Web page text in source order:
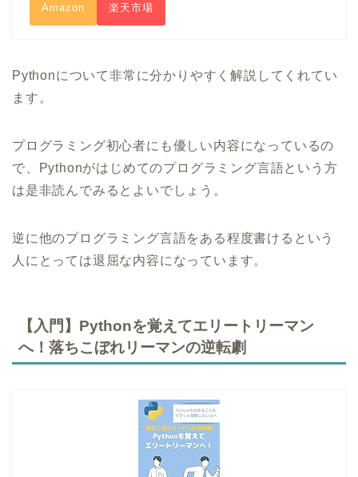
Amazon 楽天市場
Pythonについて非常に分かりやすく解説してくれてい
ます。
プログラミング初心者にも優しい内容になっているの
で、Pythonがはじめてのプログラミング言語という方
は是非読んでみるとよいでしょう。
逆に他のプログラミング言語をある程度書けるという
人にとっては退屈な内容になっています。
【入門】Pythonを覚えてエリートリーマン
へ！落ちこぼれリーマンの逆転劇